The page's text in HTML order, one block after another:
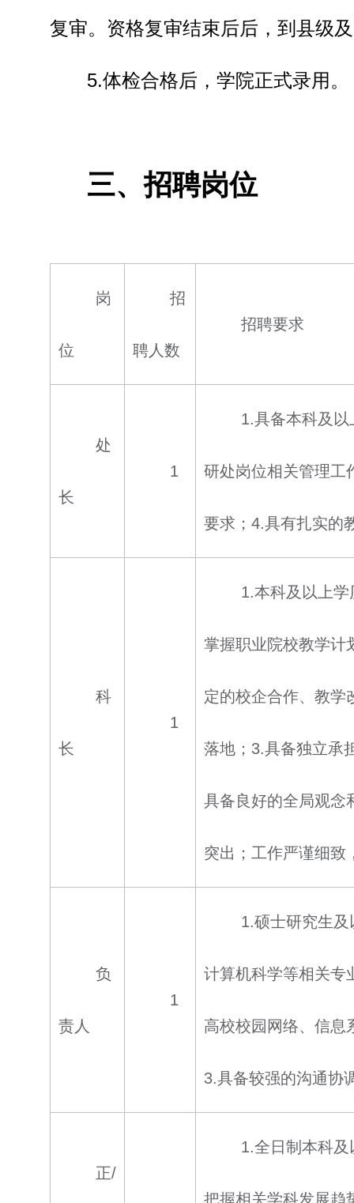
复审。资格复审结束后后，到县级
5.体检合格后，学院正式录用。
三、招聘岗位
岗
位
招
聘人数
招聘要求
处
长
1
1.具备本科及
研处岗位相关管理工
要求；4.具有扎实的
科
长
1
1.本科及以上
掌握职业院校教学计
定的校企合作、教学
落地；3.具备独立承
具备良好的全局观念
突出；工作严谨细致
负
责人
1
1.硕士研究生
计算机科学等相关专
高校校园网络、信息
3.具备较强的沟通协
正/
1.全日制本科
把握相关学科发展趋